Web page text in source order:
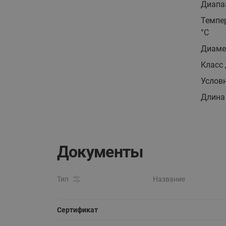
°С
Класс
Длина
Документы
Тип Название
Сертификат